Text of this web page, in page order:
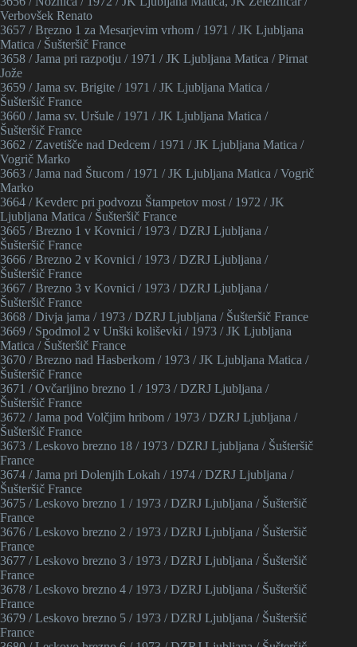
Verbovšek Renato
3657 / Brezno 1 za Mesarjevim vrhom / 1971 / JK Ljubljana
Matica / Šušteršič France
3658 / Jama pri razpotju / 1971 / JK Ljubljana Matica / Pirnat
Jože
3659 / Jama sv. Brigite / 1971 / JK Ljubljana Matica /
Šušteršič France
3660 / Jama sv. Uršule / 1971 / JK Ljubljana Matica /
Šušteršič France
3662 / Zavetišče nad Dedcem / 1971 / JK Ljubljana Matica /
Vogrič Marko
3663 / Jama nad Štucom / 1971 / JK Ljubljana Matica / Vogrič
Marko
3664 / Kevderc pri podvozu Štampetov most / 1972 / JK
Ljubljana Matica / Šušteršič France
3665 / Brezno 1 v Kovnici / 1973 / DZRJ Ljubljana /
Šušteršič France
3666 / Brezno 2 v Kovnici / 1973 / DZRJ Ljubljana /
Šušteršič France
3667 / Brezno 3 v Kovnici / 1973 / DZRJ Ljubljana /
Šušteršič France
3668 / Divja jama / 1973 / DZRJ Ljubljana / Šušteršič France
3669 / Spodmol 2 v Unški koliševki / 1973 / JK Ljubljana
Matica / Šušteršič France
3670 / Brezno nad Hasberkom / 1973 / JK Ljubljana Matica /
Šušteršič France
3671 / Ovčarijino brezno 1 / 1973 / DZRJ Ljubljana /
Šušteršič France
3672 / Jama pod Volčjim hribom / 1973 / DZRJ Ljubljana /
Šušteršič France
3673 / Leskovo brezno 18 / 1973 / DZRJ Ljubljana / Šušteršič
France
3674 / Jama pri Dolenjih Lokah / 1974 / DZRJ Ljubljana /
Šušteršič France
3675 / Leskovo brezno 1 / 1973 / DZRJ Ljubljana / Šušteršič
France
3676 / Leskovo brezno 2 / 1973 / DZRJ Ljubljana / Šušteršič
France
3677 / Leskovo brezno 3 / 1973 / DZRJ Ljubljana / Šušteršič
France
3678 / Leskovo brezno 4 / 1973 / DZRJ Ljubljana / Šušteršič
France
3679 / Leskovo brezno 5 / 1973 / DZRJ Ljubljana / Šušteršič
France